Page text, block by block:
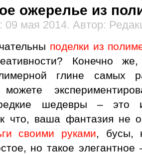
ожерелье из
09 мая 2014. Автор:
поделки из
Конечно
глине самых
шедевры – это
что, ваша фантазия не
своими руками, бусы,
но такое